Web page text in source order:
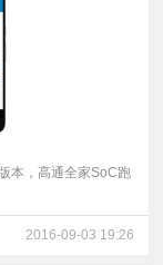
本，高通全家SoC跑
2016-09-03 19:26